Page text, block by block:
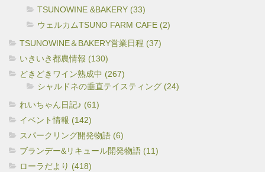
TSUNOWINE &BAKERY (33)
ウェルカムTSUNO FARM CAFE (2)
TSUNOWINE＆BAKERY営業日程 (37)
いきいき都農情報 (130)
どきどきワイン熟成中 (267)
シャルドネの垂直テイスティング (24)
れいちゃん日記♪ (61)
イベント情報 (142)
スパークリング開発物語 (6)
ブランデー&リキュール開発物語 (11)
ローラだより (418)